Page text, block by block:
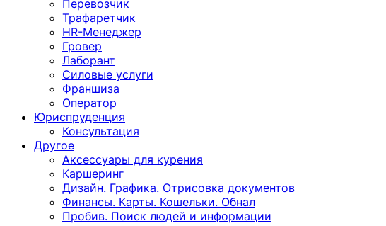
Перевозчик
Трафаретчик
HR-Менеджер
Гровер
Лаборант
Силовые услуги
Франшиза
Оператор
Юриспруденция
Консультация
Другoе
Аксессуары для курения
Каршеринг
Дизайн. Графика. Отрисовка документов
Финансы. Карты. Кошельки. Обнал
Пробив. Поиск людей и информации